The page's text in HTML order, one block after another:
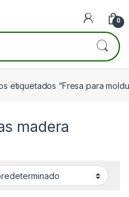
0
etiquetados “Fresa para
madera